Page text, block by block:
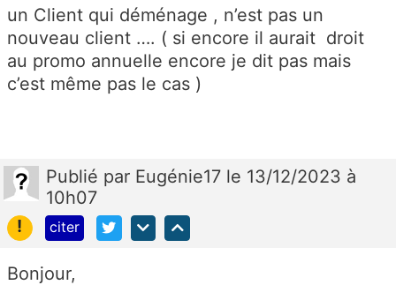
un Client qui déménage , n’est pas un
nouveau client …. ( si encore il aurait droit
au promo annuelle encore je dit pas mais
c’est même pas le cas )
Publié par Eugénie17 le 13/12/2023 à
10h07
!
citer
Bonjour,